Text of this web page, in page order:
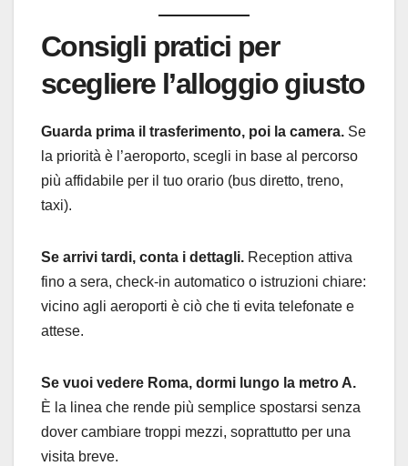
Consigli pratici per
scegliere l’alloggio giusto
Guarda prima il trasferimento, poi la camera. Se
la priorità è l’aeroporto, scegli in base al percorso
più affidabile per il tuo orario (bus diretto, treno,
taxi).
Se arrivi tardi, conta i dettagli. Reception attiva
fino a sera, check-in automatico o istruzioni chiare:
vicino agli aeroporti è ciò che ti evita telefonate e
attese.
Se vuoi vedere Roma, dormi lungo la metro A.
È la linea che rende più semplice spostarsi senza
dover cambiare troppi mezzi, soprattutto per una
visita breve.